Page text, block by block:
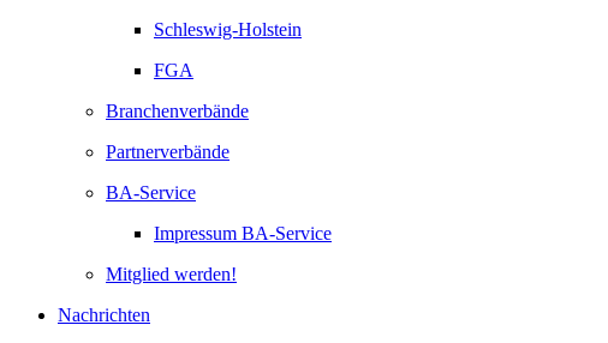
Schleswig-Holstein
FGA
Branchenverbände
Partnerverbände
BA-Service
Impressum BA-Service
Mitglied werden!
Nachrichten